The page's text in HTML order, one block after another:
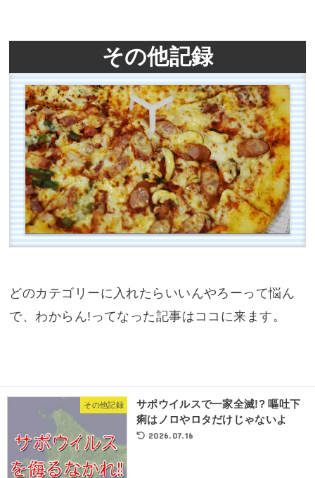
その他記録
どのカテゴリーに入れたらいいんやろーって悩ん
で、わからん!ってなった記事はココに来ます。
その他記録
サポウイルスで一家全滅!? 嘔吐下
痢はノロやロタだけじゃないよ
2026.07.16